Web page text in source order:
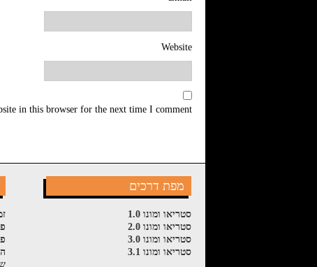
Website
in this browser for the next time I comment.
מפת דרכים
סטריאו ומונו 1.0
סטריאו ומונו 2.0
סטריאו ומונו 3.0
סטריאו ומונו 3.1